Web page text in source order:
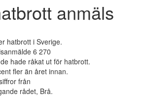
anmäls
hatbrott i Sverige.
6 270
hade råkat ut för hatbrott.
fler än året innan.
från
rådet, Brå.